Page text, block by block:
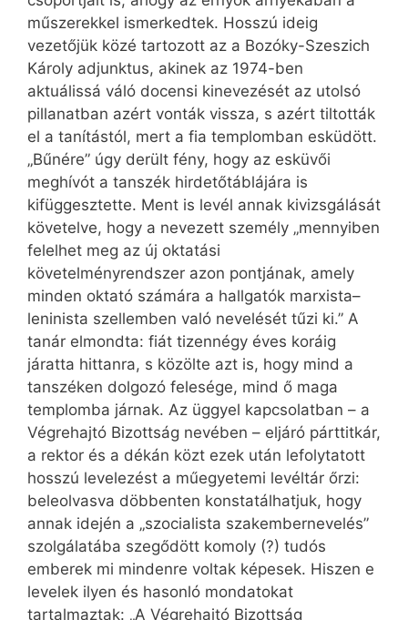
műszerekkel ismerkedtek. Hosszú ideig
vezetőjük közé tartozott az a Bozóky-Szeszich
Károly adjunktus, akinek az 1974-ben
aktuálissá váló docensi kinevezését az utolsó
pillanatban azért vonták vissza, s azért tiltották
el a tanítástól, mert a fia templomban esküdött.
„Bűnére” úgy derült fény, hogy az esküvői
meghívót a tanszék hirdetőtáblájára is
kifüggesztette. Ment is levél annak kivizsgálását
követelve, hogy a nevezett személy „mennyiben
felelhet meg az új oktatási
követelményrendszer azon pontjának, amely
minden oktató számára a hallgatók marxista–
leninista szellemben való nevelését tűzi ki.” A
tanár elmondta: fiát tizennégy éves koráig
járatta hittanra, s közölte azt is, hogy mind a
tanszéken dolgozó felesége, mind ő maga
templomba járnak. Az üggyel kapcsolatban – a
Végrehajtó Bizottság nevében – eljáró párttitkár,
a rektor és a dékán közt ezek után lefolytatott
hosszú levelezést a műegyetemi levéltár őrzi:
beleolvasva döbbenten konstatálhatjuk, hogy
annak idején a „szocialista szakembernevelés”
szolgálatába szegődött komoly (?) tudós
emberek mi mindenre voltak képesek. Hiszen e
levelek ilyen és hasonló mondatokat
tartalmaztak: „A Végrehajtó Bizottság